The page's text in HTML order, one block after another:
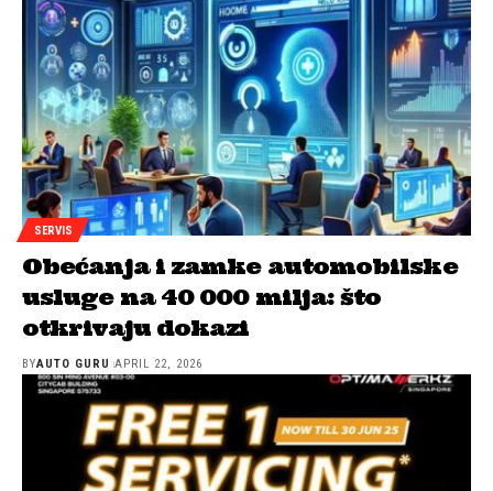
SERVIS
Obećanja i zamke automobilske
usluge na 40 000 milja: što
otkrivaju dokazi
BYAUTO GURU APRIL 22, 2026